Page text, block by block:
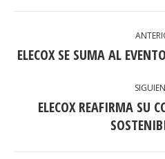
ENTRE
PUBLICACIONES
ELECOX SE SUMA AL
ELECOX REAFIRMA SU